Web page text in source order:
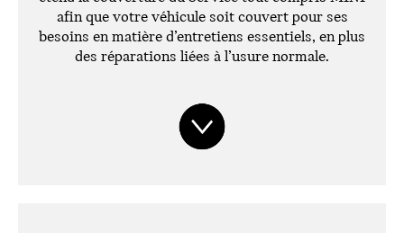
afin que votre véhicule soit couvert pour ses
besoins en matière d’entretiens essentiels, en plus
des réparations liées à l’usure normale.